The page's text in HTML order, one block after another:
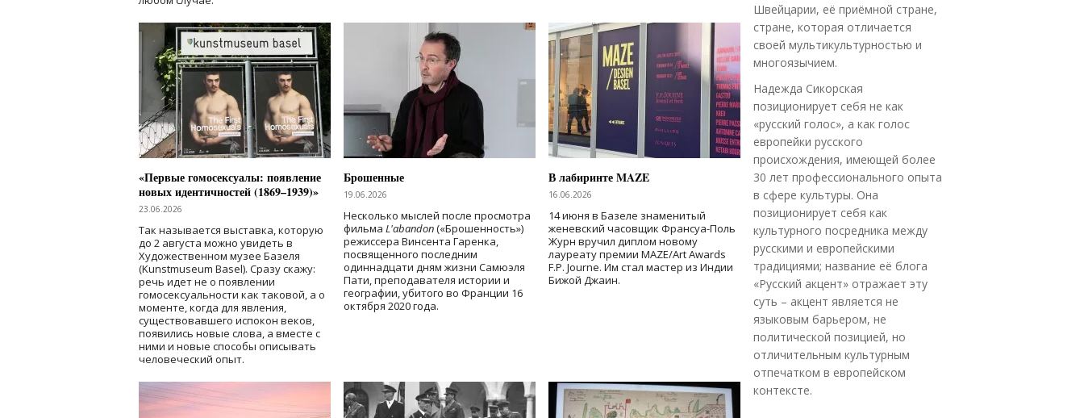
«Первые гомосексуалы: появление
новых идентичностей (1869–1939)»
23.06.2026
Так называется выставка, которую
до 2 августа можно увидеть в
Художественном музее Базеля
(Kunstmuseum Basel). Сразу скажу:
речь идет не о появлении
гомосексуальности как таковой, а о
моменте, когда для явления,
существовавшего испокон веков,
появились новые слова, а вместе с
ними и новые способы описывать
человеческий опыт.
Брошенные
19.06.2026
Несколько мыслей после просмотра
фильма L'abandon(«Брошенность»)
режиссера Винсента Гаренка,
посвященного последним
одиннадцати дням жизни Самюэля
Пати, преподавателя истории и
географии, убитого во Франции 16
октября 2020 года.
В лабиринте MAZE
16.06.2026
14 июня в Базеле знаменитый
женевский часовщик Франсуа-Поль
Журн вручил диплом новому
лауреату премии MAZE/Art Awards
F.P. Journe. Им стал мастер из Индии
Бижой Джаин.
Швейцарии, её приёмной стране,
стране, которая отличается
своей мультикультурностью и
многоязычием.
Надежда Сикорская
позиционирует себя не как
«русский голос», а как голос
европейки русского
происхождения, имеющей более
30 лет профессионального опыта
в сфере культуры. Она
позиционирует себя как
культурного посредника между
русскими и европейскими
традициями; название её блога
«Русский акцент» отражает эту
суть – акцент является не
языковым барьером, не
политической позицией, но
отличительным культурным
отпечатком в европейском
контексте.